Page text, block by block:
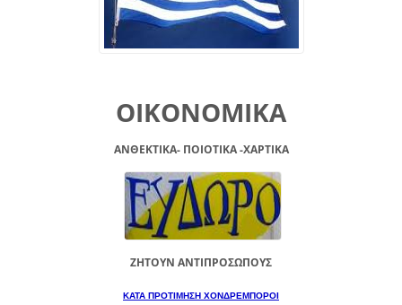
ΟΙΚΟΝΟΜΙΚΑ
ΑΝΘΕΚΤΙΚΑ- ΠΟΙΟΤΙΚΑ -XAPTIKA
ΖΗΤΟΥΝ ΑΝΤΙΠΡΟΣΩΠΟΥΣ
ΚΑΤΑ ΠΡΟΤΙΜΗΣΗ ΧΟΝΔΡΕΜΠΟΡΟΙ